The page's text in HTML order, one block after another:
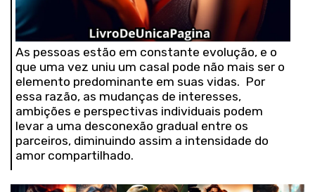
As pessoas estão em constante evolução, e o
que uma vez uniu um casal pode não mais ser o
elemento predominante em suas vidas. Por
essa razão, as mudanças de interesses,
ambições e perspectivas individuais podem
levar a uma desconexão gradual entre os
parceiros, diminuindo assim a intensidade do
amor compartilhado.